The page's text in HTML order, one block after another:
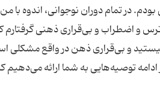
در تمام دوران نوجوانی، اندوه با
و اضطراب و بی‌قراری ذهنی گرفتارم
و بی‌قراری ذهن در واقع مشکلی
توصیه‌هایی به شما ارائه می‌دهیم